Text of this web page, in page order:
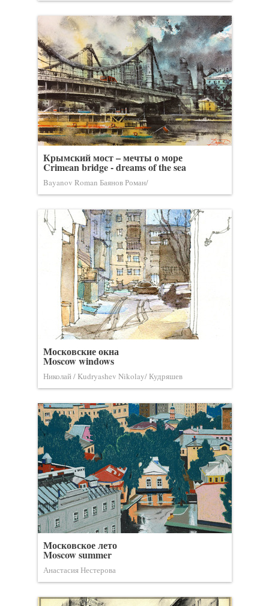
Крымский мост – мечты о море
Crimean bridge - dreams of the sea
Bayanov Roman Баянов Роман/
Московские окна
Moscow windows
Николай / Kudryashev Nikolay/ Кудряшев
Московское лето
Moscow summer
Анастасия Нестерова